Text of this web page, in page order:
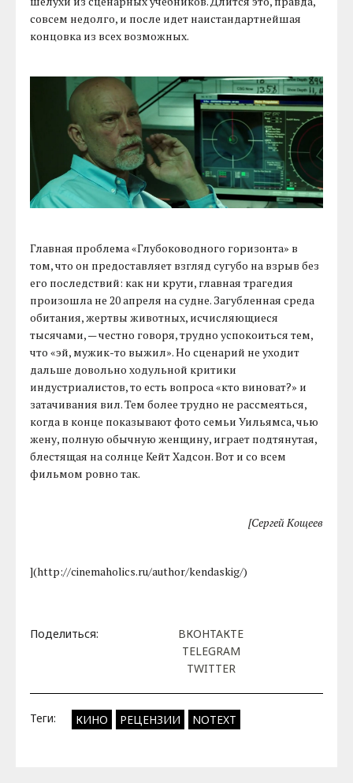
совсем недолго, и после идет наистандартнейшая
концовка из всех возможных.
Главная проблема «Глубоководного горизонта» в
том, что он предоставляет взгляд сугубо на взрыв без
его последствий: как ни крути, главная трагедия
произошла не 20 апреля на судне. Загубленная среда
обитания, жертвы животных, исчисляющиеся
тысячами, — честно говоря, трудно успокоиться тем,
что «эй, мужик-то выжил». Но сценарий не уходит
дальше довольно ходульной критики
индустриалистов, то есть вопроса «кто виноват?» и
затачивания вил. Тем более трудно не рассмеяться,
когда в конце показывают фото семьи Уильямса, чью
жену, полную обычную женщину, играет подтянутая,
блестящая на солнце Кейт Хадсон. Вот и со всем
фильмом ровно так.
[Сергей Кощеев
](http://cinemaholics.ru/author/kendaskig/)
Поделиться:
ВКОНТАКТЕ
TELEGRAM
TWITTER
Теги: КИНО РЕЦЕНЗИИ NOTEXT